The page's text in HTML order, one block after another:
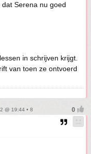
Serena nu goed
in schrijven krijgt.
van toen ze ontvoerd
@ 19:44 • 8